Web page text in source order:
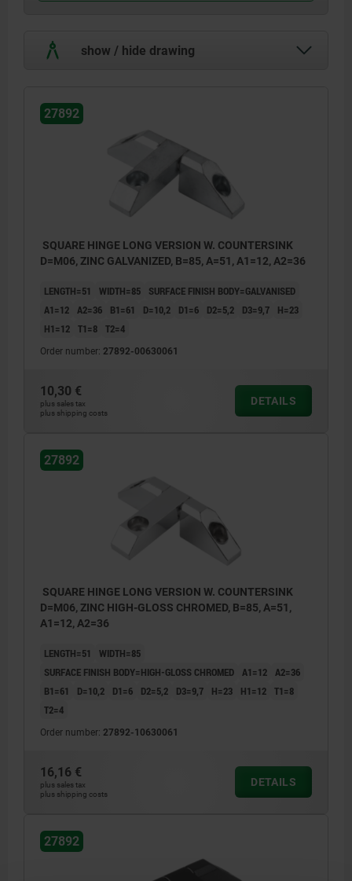
show / hide drawing
27892
SQUARE HINGE LONG VERSION W. COUNTERSINK
D=M06, ZINC GALVANIZED, B=85, A=51, A1=12, A2=36
LENGTH=51 WIDTH=85
SURFACE FINISH BODY=GALVANISED
A1=12 A2=36 B1=61 D=10,2 D1=6 D2=5,2 D3=9,7
H=23
H1=12 T1=8 T2=4
Order number: 27892-00630061
10,30 €
plus sales tax
plus shipping costs
DETAILS
27892
SQUARE HINGE LONG VERSION W. COUNTERSINK
D=M06, ZINC HIGH-GLOSS CHROMED, B=85, A=51,
A1=12, A2=36
LENGTH=51
WIDTH=85
SURFACE FINISH BODY=HIGH-GLOSS CHROMED A1=12 A2=36
B1=61
D=10,2 D1=6 D2=5,2 D3=9,7 H=23 H1=12 T1=8
T2=4
Order number: 27892-10630061
16,16 €
plus sales tax
plus shipping costs
DETAILS
27892